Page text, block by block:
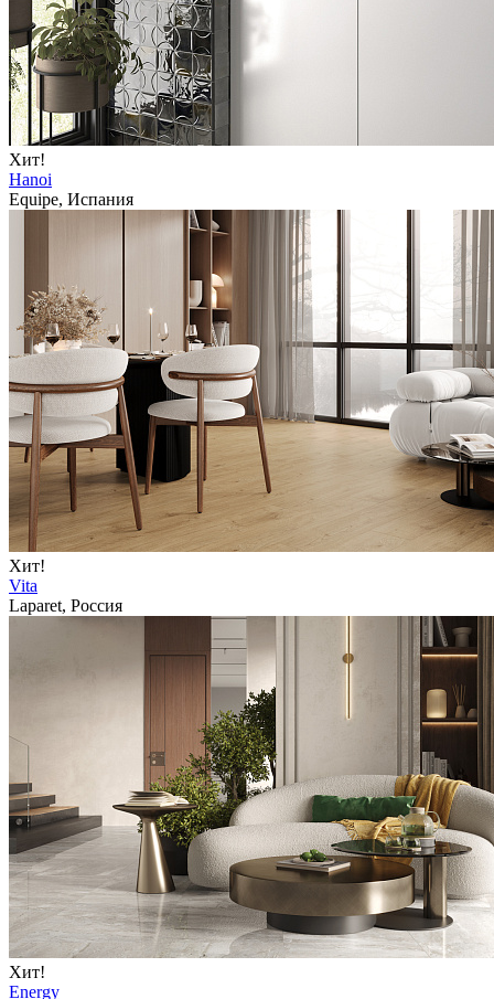
Хит!
Hanoi
Equipe, Испания
Хит!
Vita
Laparet, Россия
Хит!
Energy